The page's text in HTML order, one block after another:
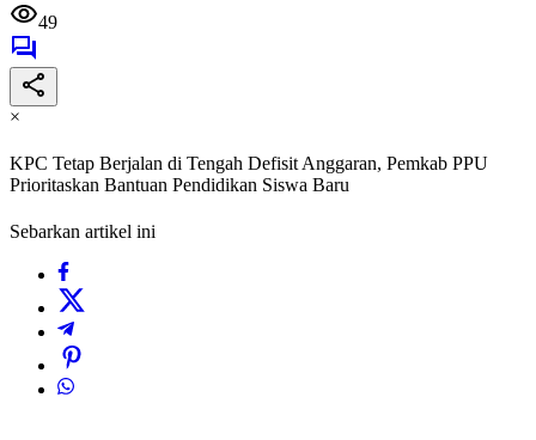
49
×
KPC Tetap Berjalan di Tengah Defisit Anggaran, Pemkab PPU
Prioritaskan Bantuan Pendidikan Siswa Baru
Sebarkan artikel ini